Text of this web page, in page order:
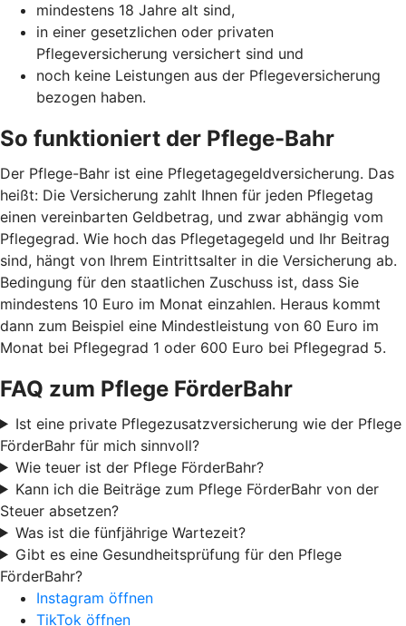
mindestens 18 Jahre alt sind,
in einer gesetzlichen oder privaten
Pflegeversicherung versichert sind und
noch keine Leistungen aus der Pflegeversicherung
bezogen haben.
So funktioniert der Pflege-Bahr
Der Pflege-Bahr ist eine Pflegetagegeldversicherung. Das
heißt: Die Versicherung zahlt Ihnen für jeden Pflegetag
einen vereinbarten Geldbetrag, und zwar abhängig vom
Pflegegrad. Wie hoch das Pflegetagegeld und Ihr Beitrag
sind, hängt von Ihrem Eintrittsalter in die Versicherung ab.
Bedingung für den staatlichen Zuschuss ist, dass Sie
mindestens 10 Euro im Monat einzahlen. Heraus kommt
dann zum Beispiel eine Mindestleistung von 60 Euro im
Monat bei Pflegegrad 1 oder 600 Euro bei Pflegegrad 5.
FAQ zum Pflege FörderBahr
Ist eine private Pflegezusatzversicherung wie der Pflege
FörderBahr für mich sinnvoll?
Wie teuer ist der Pflege FörderBahr?
Kann ich die Beiträge zum Pflege FörderBahr von der
Steuer absetzen?
Was ist die fünfjährige Wartezeit?
Gibt es eine Gesundheitsprüfung für den Pflege
FörderBahr?
Instagram öffnen
TikTok öffnen